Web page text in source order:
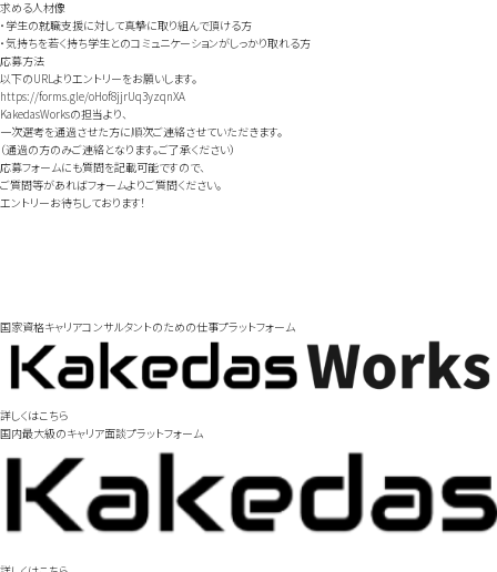
求める人材像
・学生の就職支援に対して真摯に取り組んで頂ける方
・気持ちを若く持ち学生とのコミュニケーションがしっかり取れる方
応募方法
以下のURLよりエントリーをお願いします。
https://forms.gle/oHof8jjrUq3yzqnXA
KakedasWorksの担当より、
一次選考を通過させた方に順次ご連絡させていただきます。
（通過の方のみご連絡となります。ご了承ください）
応募フォームにも質問を記載可能ですので、
ご質問等があればフォームよりご質問ください。
エントリーお待ちしております！
国家資格キャリアコンサルタントのための仕事プラットフォーム
詳しくはこちら
国内最大級のキャリア面談プラットフォーム